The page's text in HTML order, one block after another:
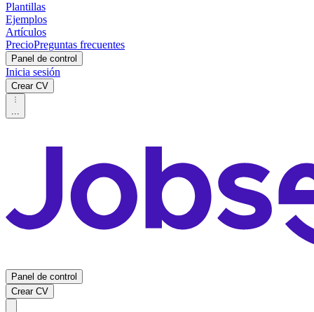
Plantillas
Ejemplos
Artículos
PrecioPreguntas frecuentes
Panel de control
Inicia sesión
Crear CV
...
Panel de control
Crear CV